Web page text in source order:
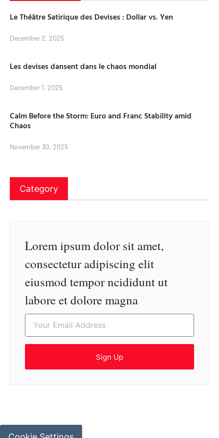
Le Théâtre Satirique des Devises : Dollar vs. Yen
December 2, 2025
Les devises dansent dans le chaos mondial
December 1, 2025
Calm Before the Storm: Euro and Franc Stability amid
Chaos
November 30, 2025
Category
Lorem ipsum dolor sit amet,
consectetur adipiscing elit
eiusmod tempor ncididunt ut
labore et dolore magna
Sign Up